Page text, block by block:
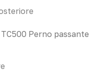
Perno passante